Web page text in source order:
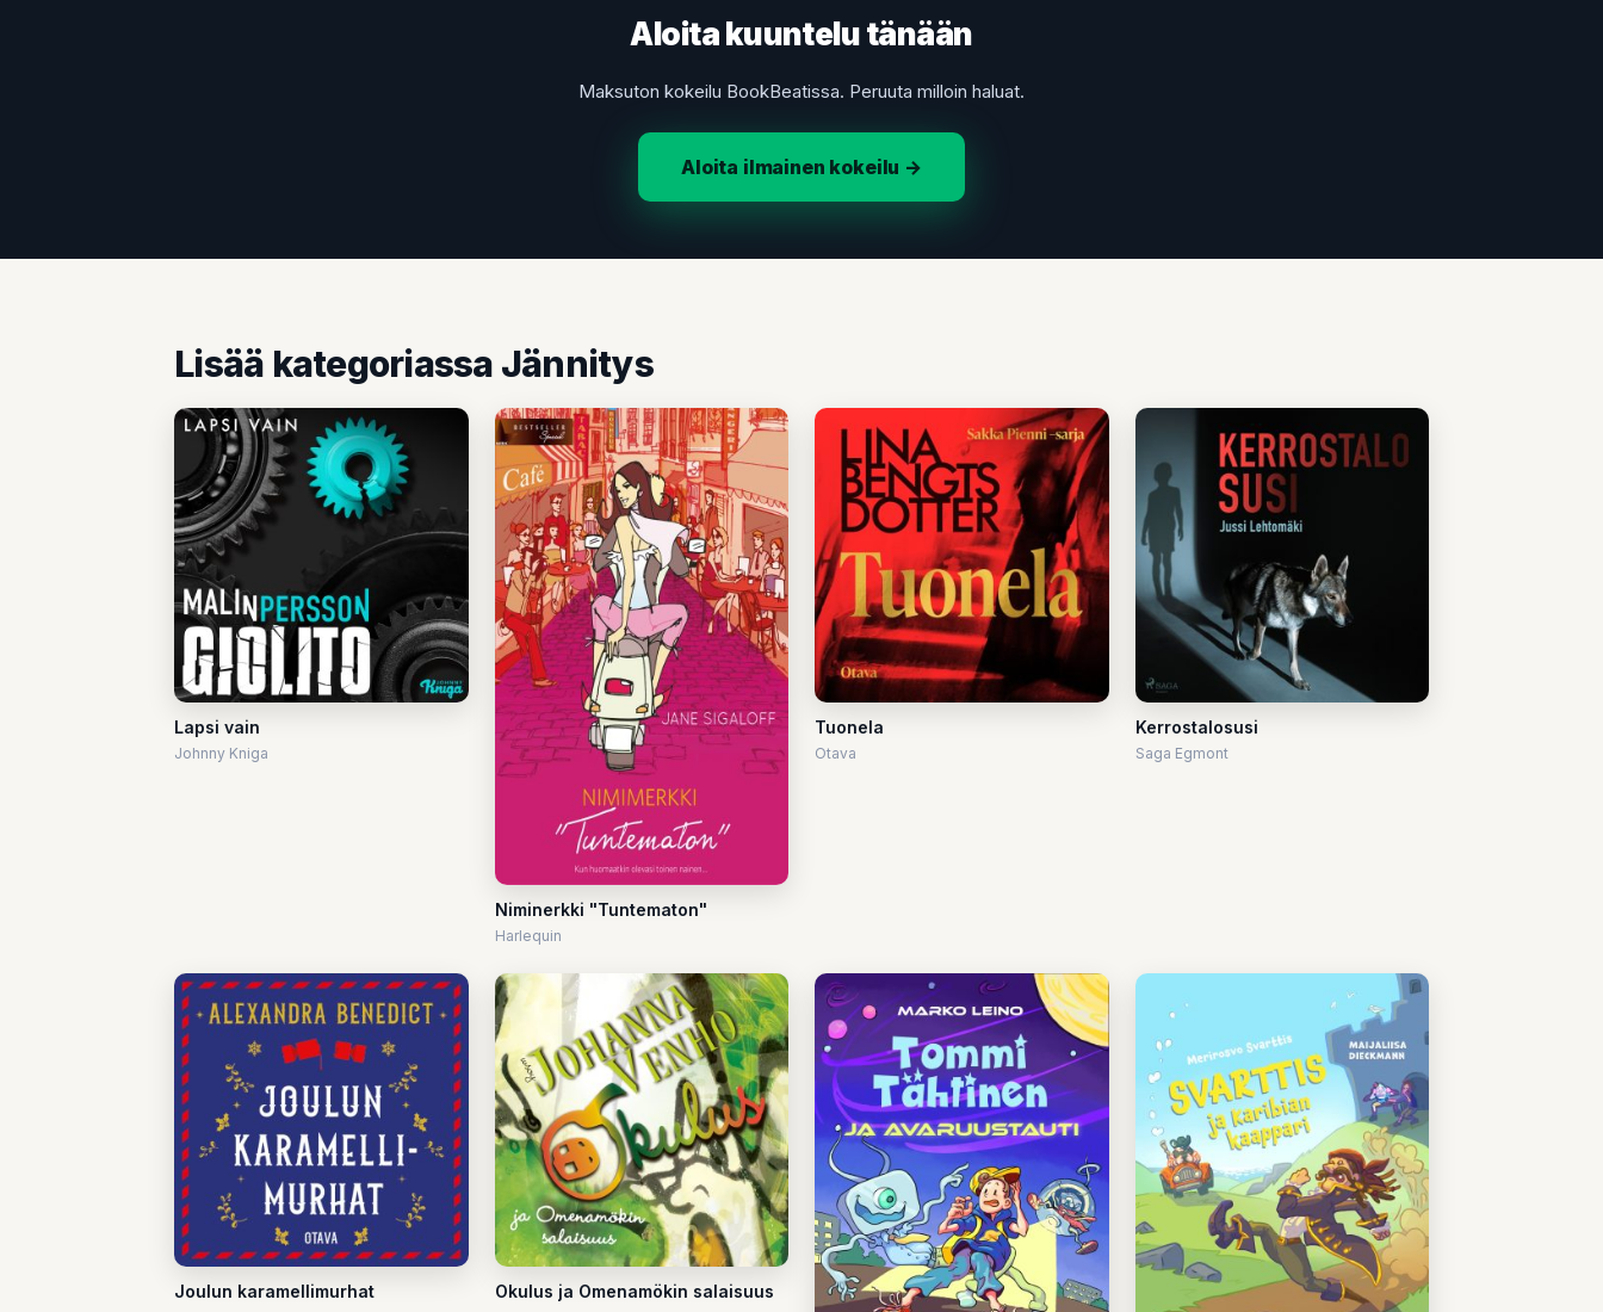
Aloita kuuntelu tänään
Maksuton kokeilu BookBeatissa. Peruuta milloin haluat.
Aloita ilmainen kokeilu →
Lisää kategoriassa Jännitys
Lapsi vain
Johnny Kniga
Niminerkki "Tuntematon"
Harlequin
Tuonela
Otava
Kerrostalosusi
Saga Egmont
Joulun karamellimurhat Okulus ja Omenamökin salaisuus